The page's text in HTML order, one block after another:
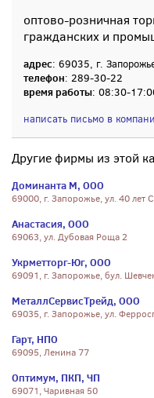
оптово-розничная
гражданских и
адрес: 69035, г.
телефон: 289-30-22
время работы: 08:30-
написать письмо в
Другие фирмы из этой
Доминанта М, ООО
69000, г. Запорожье, ул. 40 лет
Анастасия, ООО
69063, ул. Дубовая Роща 2
Укрметторг-Юг, ООО
69091, г. Запорожье, бул.
МеталлСервисТрейд, ООО
69035, г. Запорожье, ул.
Гарт, НПО
69095, Ленина 77
Оптимум, ПКП, ЧП
69071, Чаривная 50